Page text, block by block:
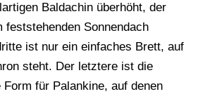
Baldachin überhöht, der
feststehenden Sonnendach
ist nur ein einfaches Brett, auf
steht. Der letztere ist die
für Palankine, auf denen